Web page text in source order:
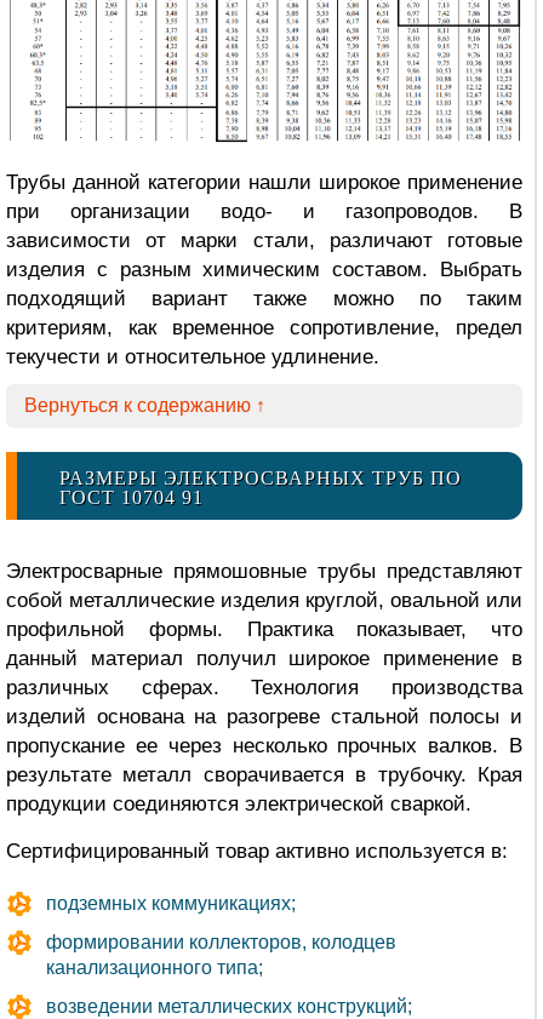
Трубы данной категории нашли широкое применение
при организации водо- и газопроводов. В
зависимости от марки стали, различают готовые
изделия с разным химическим составом. Выбрать
подходящий вариант также можно по таким
критериям, как временное сопротивление, предел
текучести и относительное удлинение.
Вернуться к содержанию ↑
РАЗМЕРЫ ЭЛЕКТРОСВАРНЫХ ТРУБ ПО
ГОСТ 10704 91
Электросварные прямошовные трубы представляют
собой металлические изделия круглой, овальной или
профильной формы. Практика показывает, что
данный материал получил широкое применение в
различных сферах. Технология производства
изделий основана на разогреве стальной полосы и
пропускание ее через несколько прочных валков. В
результате металл сворачивается в трубочку. Края
продукции соединяются электрической сваркой.
Сертифицированный товар активно используется в:
подземных коммуникациях;
формировании коллекторов, колодцев
канализационного типа;
возведении металлических конструкций;